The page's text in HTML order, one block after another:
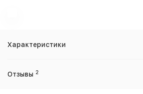
Характеристики
Отзывы 2